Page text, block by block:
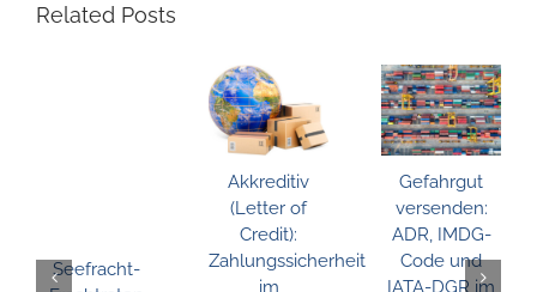
Related Posts
Seefracht-
Akkreditiv
(Letter of
Credit):
Zahlungssicherheit
im
Gefahrgut
versenden:
ADR, IMDG-
Code und
IATA-DGR im